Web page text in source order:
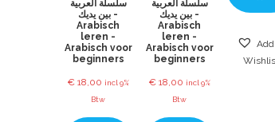
سلسلة العربية
بين يديك -
Arabisch
leren -
Arabisch voor
beginners
€18,00 incl 9%
Btw
سلسلة العربية
بين يديك -
Arabisch
leren -
Arabisch voor
beginners
€18,00 incl 9%
Btw